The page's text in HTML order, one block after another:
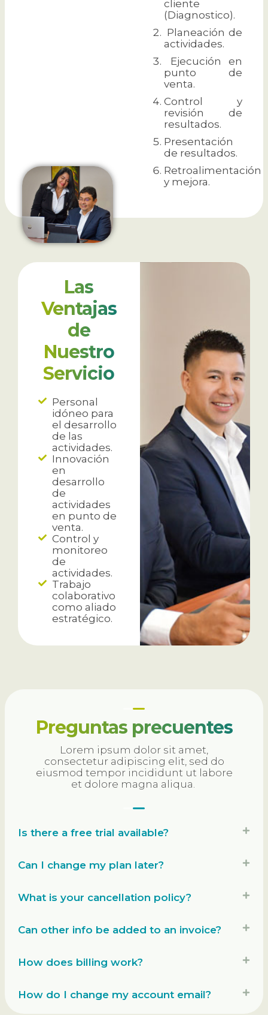
cliente
(Diagnostico).
Planeación de
actividades.
Ejecución en
punto de
venta.
Control y
revisión de
resultados.
Presentación
de resultados.
Retroalimentación
y mejora.
Las
Ventajas
de
Nuestro
Servicio
Personal
idóneo para
el desarrollo
de las
actividades.
Innovación
en
desarrollo
de
actividades
en punto de
venta.
Control y
monitoreo
de
actividades.
Trabajo
colaborativo
como aliado
estratégico.
Preguntas precuentes
Lorem ipsum dolor sit amet,
consectetur adipiscing elit, sed do
eiusmod tempor incididunt ut labore
et dolore magna aliqua.
Is there a free trial available?
Can I change my plan later?
What is your cancellation policy?
Can other info be added to an invoice?
How does billing work?
How do I change my account email?